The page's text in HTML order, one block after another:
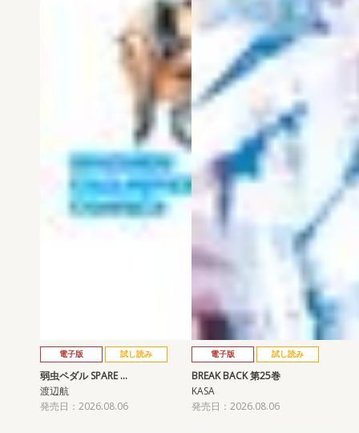
電子版 試し読み
弱虫ペダル SPARE …
渡辺航
発売日：2026.08.06
電子版 試し読み
BREAK BACK 第25巻
KASA
発売日：2026.08.06